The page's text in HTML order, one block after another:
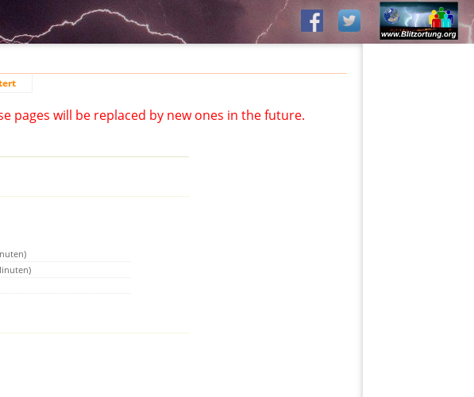
pages will be replaced by new ones in the future.